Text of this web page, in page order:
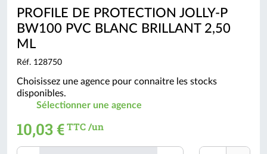
PROFILE DE PROTECTION JOLLY-P
BW100 PVC BLANC BRILLANT 2,50
ML
Réf. 128750
Choisissez une agence pour connaitre les stocks
disponibles.
Sélectionner une agence
10,03 € TTC /un